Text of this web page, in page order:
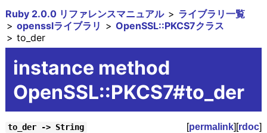
Ruby 2.0.0 リファレンスマニュアル
ライブラリ一覧
opensslライブラリ
OpenSSL::PKCS7クラス
to_der
instance method
OpenSSL::PKCS7#to_der
to_der -> String [permalink][rdoc]